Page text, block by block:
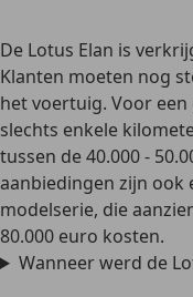
De Lotus Elan is
Klanten moeten nog
het voertuig. Voor
slechts enkele
tussen de 40.000 -
aanbiedingen zijn ook
modelserie, die
80.000 euro kosten.
Wanneer werd de